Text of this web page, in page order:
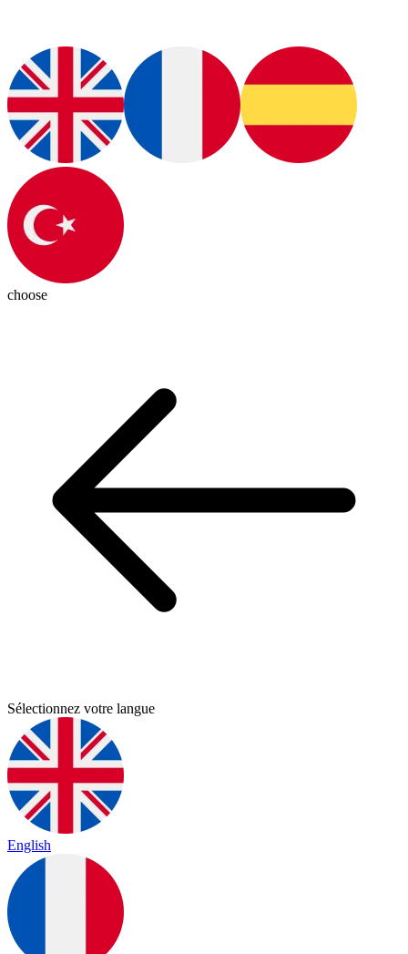
choose
Sélectionnez votre langue
English